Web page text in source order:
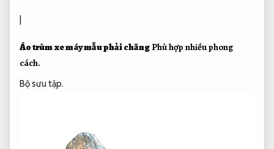
Áo trùm xe máy mẫu phải chăng Phù hợp nhiều phong
cách.
Bộ sưu tập.